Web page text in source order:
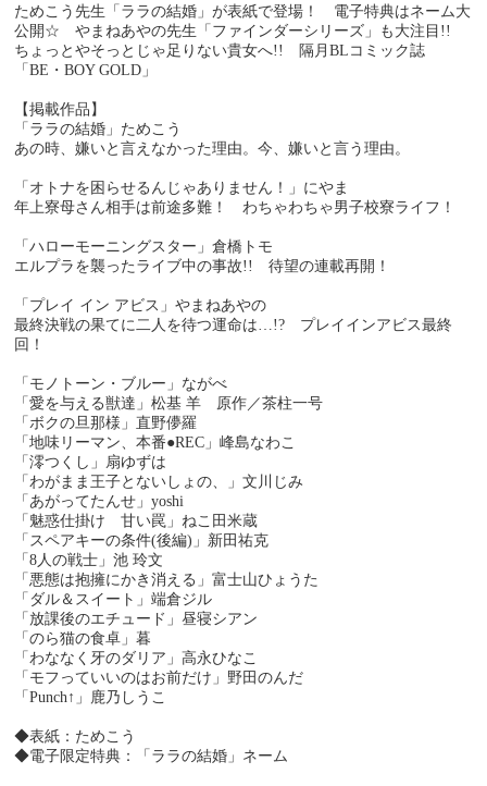
ためこう先生「ララの結婚」が表紙で登場！ 電子特典はネーム大
公開☆ やまねあやの先生「ファインダーシリーズ」も大注目!!
ちょっとやそっとじゃ足りない貴女へ!! 隔月BLコミック誌
「BE・BOY GOLD」
【掲載作品】
「ララの結婚」ためこう
あの時、嫌いと言えなかった理由。今、嫌いと言う理由。
「オトナを困らせるんじゃありません！」にやま
年上寮母さん相手は前途多難！ わちゃわちゃ男子校寮ライフ！
「ハローモーニングスター」倉橋トモ
エルプラを襲ったライブ中の事故!! 待望の連載再開！
「プレイ イン アビス」やまねあやの
最終決戦の果てに二人を待つ運命は…!? プレイインアビス最終
回！
「モノトーン・ブルー」ながべ
「愛を与える獣達」松基 羊 原作／茶柱一号
「ボクの旦那様」直野儚羅
「地味リーマン、本番●REC」峰島なわこ
「澪つくし」扇ゆずは
「わがまま王子とないしょの、」文川じみ
「あがってたんせ」yoshi
「魅惑仕掛け 甘い罠」ねこ田米蔵
「スペアキーの条件(後編)」新田祐克
「8人の戦士」池 玲文
「悪態は抱擁にかき消える」富士山ひょうた
「ダル＆スイート」端倉ジル
「放課後のエチュード」昼寝シアン
「のら猫の食卓」暮
「わななく牙のダリア」高永ひなこ
「モフっていいのはお前だけ」野田のんだ
「Punch↑」鹿乃しうこ
◆表紙：ためこう
◆電子限定特典：「ララの結婚」ネーム